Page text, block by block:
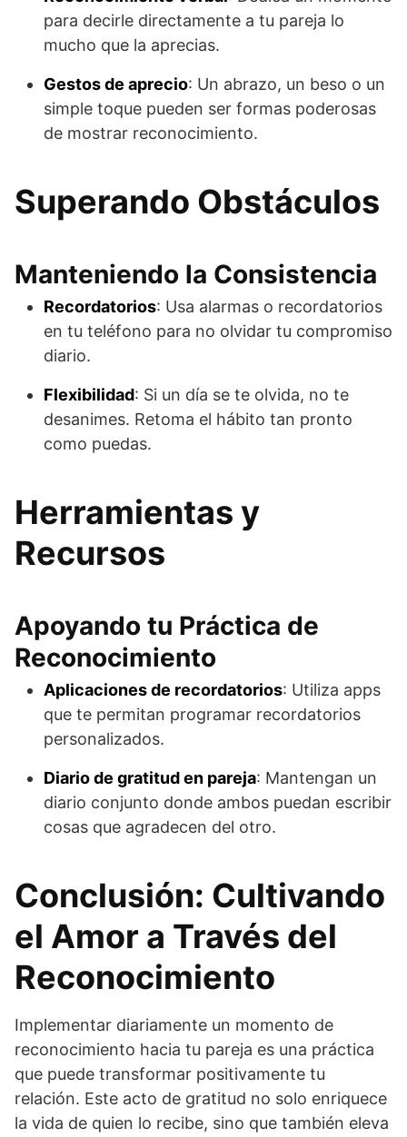
para decirle directamente a tu pareja lo
mucho que la aprecias.
Gestos de aprecio: Un abrazo, un beso o un
simple toque pueden ser formas poderosas
de mostrar reconocimiento.
Superando Obstáculos
Manteniendo la Consistencia
Recordatorios: Usa alarmas o recordatorios
en tu teléfono para no olvidar tu compromiso
diario.
Flexibilidad: Si un día se te olvida, no te
desanimes. Retoma el hábito tan pronto
como puedas.
Herramientas y
Recursos
Apoyando tu Práctica de
Reconocimiento
Aplicaciones de recordatorios: Utiliza apps
que te permitan programar recordatorios
personalizados.
Diario de gratitud en pareja: Mantengan un
diario conjunto donde ambos puedan escribir
cosas que agradecen del otro.
Conclusión: Cultivando
el Amor a Través del
Reconocimiento
Implementar diariamente un momento de
reconocimiento hacia tu pareja es una práctica
que puede transformar positivamente tu
relación. Este acto de gratitud no solo enriquece
la vida de quien lo recibe, sino que también eleva